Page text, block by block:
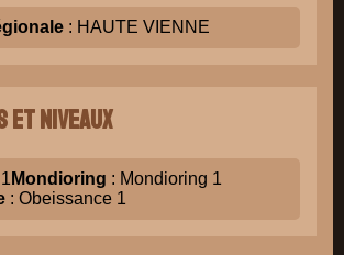
: HAUTE VIENNE
et niveaux
Mondioring : Mondioring 1
: Obeissance 1